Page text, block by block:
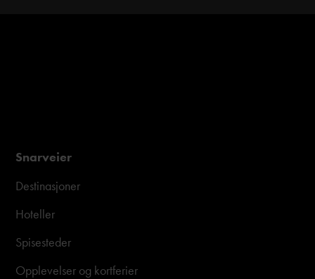
Snarveier
Destinasjoner
Hoteller
Spisesteder
Opplevelser og kortferier